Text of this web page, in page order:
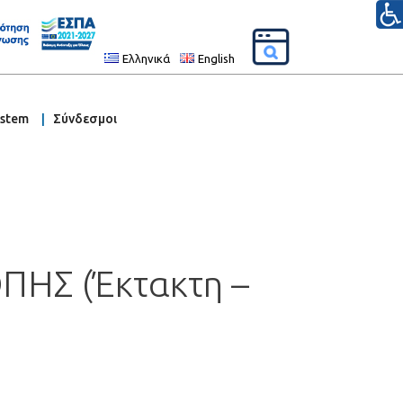
Ελληνικά English
Σύνδεσμοι
(Έκτακτη –